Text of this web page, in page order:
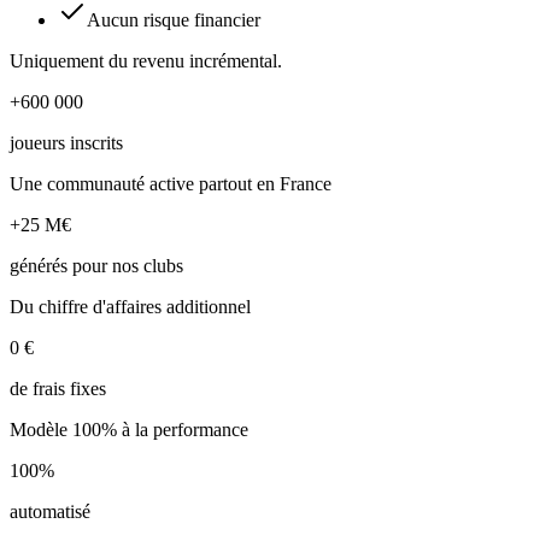
Aucun risque financier
Uniquement du revenu incrémental.
+600 000
joueurs inscrits
Une communauté active partout en France
+25 M€
générés pour nos clubs
Du chiffre d'affaires additionnel
0 €
de frais fixes
Modèle 100% à la performance
100%
automatisé